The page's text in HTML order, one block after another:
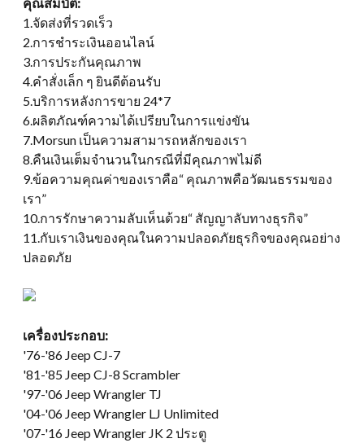
1.จัดส่งที่รวดเร็ว
2.การชำระเงินออนไลน์
3.การประกันคุณภาพ
4.คำสั่งเล็ก ๆ ยินดีต้อนรับ
5.บริการหลังการขาย 24*7
6.ผลิตภัณฑ์ความได้เปรียบในการแข่งขัน
7.Morsun เป็นความสามารถหลักของเรา
8.คืนเงินเต็มจำนวนในกรณีที่มีคุณภาพไม่ดี
9.ข้อความคุณค่าของเราคือ“ คุณภาพคือวัฒนธรรมของ
เรา”
10.การรักษาความลับเห็นด้วย“ สัญญาลับทางธุรกิจ”
11.กับเราเงินของคุณในความปลอดภัยธุรกิจของคุณอย่าง
ปลอดภัย
เครื่องประกอบ:
'76-'86 Jeep CJ-7
'81-'85 Jeep CJ-8 Scrambler
'97-'06 Jeep Wrangler TJ
'04-'06 Jeep Wrangler LJ Unlimited
'07-'16 Jeep Wrangler JK 2 ประตู